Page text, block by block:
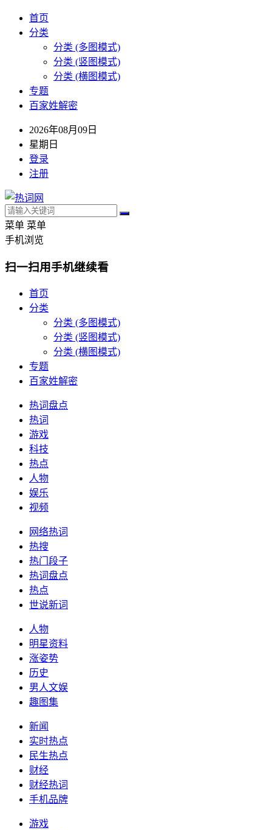
首页
分类
分类 (多图模式)
分类 (竖图模式)
分类 (横图模式)
专题
百家姓解密
2026年08月09日
星期日
登录
注册
菜单 菜单
手机浏览
扫一扫用手机继续看
首页
分类
分类 (多图模式)
分类 (竖图模式)
分类 (横图模式)
专题
百家姓解密
热词盘点
热词
游戏
科技
热点
人物
娱乐
视频
网络热词
热搜
热门段子
热词盘点
热点
世说新词
人物
明星资料
涨姿势
历史
男人文娱
趣图集
新闻
实时热点
民生热点
财经
财经热词
手机品牌
游戏